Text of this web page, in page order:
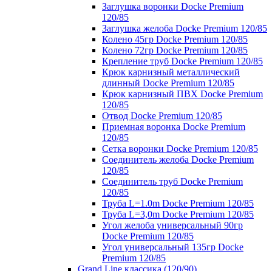
Заглушка воронки Docke Premium
120/85
Заглушка желоба Docke Premium 120/85
Колено 45гр Docke Premium 120/85
Колено 72гр Docke Premium 120/85
Крепление труб Docke Premium 120/85
Крюк карнизный металлический
длинный Docke Premium 120/85
Крюк карнизный ПВХ Docke Premium
120/85
Отвод Docke Premium 120/85
Приемная воронка Docke Premium
120/85
Сетка воронки Docke Premium 120/85
Соединитель желоба Docke Premium
120/85
Соединитель труб Docke Premium
120/85
Труба L=1.0m Docke Premium 120/85
Труба L=3,0m Docke Premium 120/85
Угол желоба универсальный 90гр
Docke Premium 120/85
Угол универсальный 135гр Docke
Premium 120/85
Grand Line классика (120/90)